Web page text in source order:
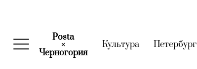
Posta
×
Черногория(current)
Культура(current)
Петербург